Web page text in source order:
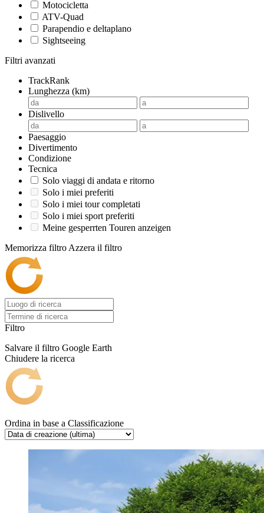
Motocicletta
ATV-Quad
Parapendio e deltaplano
Sightseeing
Filtri avanzati
TrackRank
Lunghezza (km)
Dislivello
Paesaggio
Divertimento
Condizione
Tecnica
Solo viaggi di andata e ritorno
Solo i miei preferiti
Solo i miei tour completati
Solo i miei sport preferiti
Meine gesperrten Touren anzeigen
Memorizza filtro Azzera il filtro
Filtro
Salvare il filtro Google Earth
Chiudere la ricerca
Ordina in base a Classificazione